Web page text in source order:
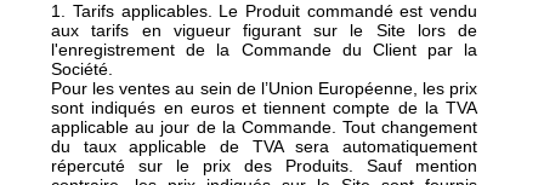
1. Tarifs applicables. Le Produit commandé est vendu
aux tarifs en vigueur figurant sur le Site lors de
l'enregistrement de la Commande du Client par la
Société.
Pour les ventes au sein de l’Union Européenne, les prix
sont indiqués en euros et tiennent compte de la TVA
applicable au jour de la Commande. Tout changement
du taux applicable de TVA sera automatiquement
répercuté sur le prix des Produits. Sauf mention